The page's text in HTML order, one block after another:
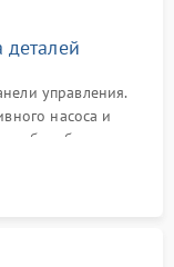
деталей
управления.
насоса и
барабана и
на разрывы.